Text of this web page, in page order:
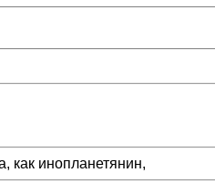
как инопланетянин,